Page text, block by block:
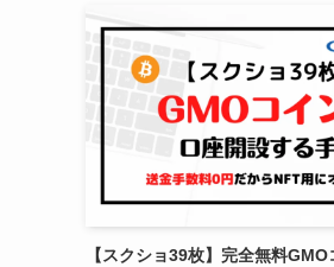
【スクショ39枚】完全無料